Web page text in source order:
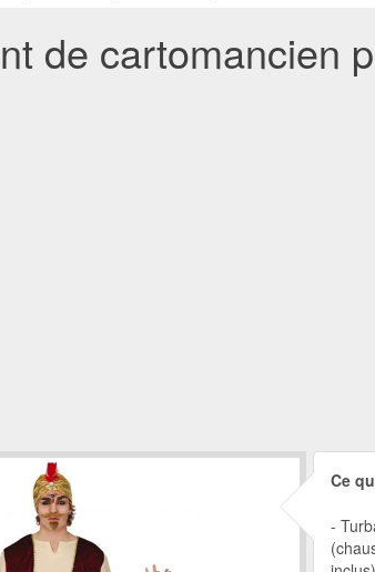
de cartomancien
Ce